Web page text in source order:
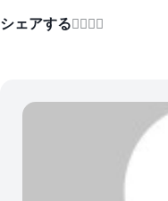
シェアする